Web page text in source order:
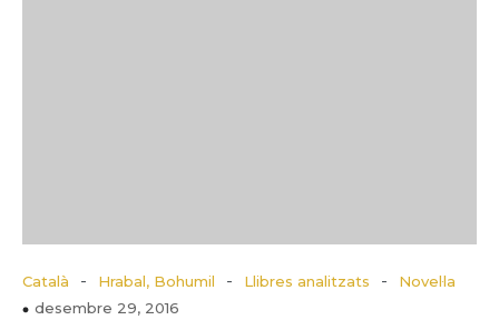
Català - Hrabal, Bohumil - Llibres analitzats -
Novel·la
desembre 29, 2016